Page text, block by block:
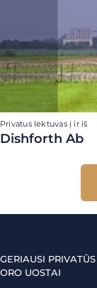
Privatus lėktuvas į ir iš
Dishforth Ab
GERIAUSI PRIVATŪS
ORO UOSTAI